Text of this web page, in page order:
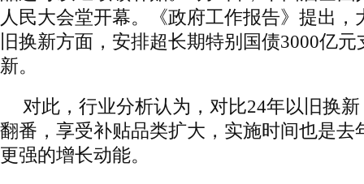
人民大会堂开幕。《政府工作报告》提出，
旧换新方面，安排超长期特别国债3000亿
新。
对此，行业分析认为，对比24年以旧换
翻番，享受补贴品类扩大，实施时间也是去
更强的增长动能。